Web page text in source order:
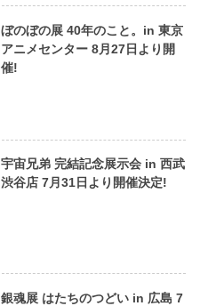
ぼのぼの展 40年のこと。in 東京
アニメセンター 8月27日より開
催!
宇宙兄弟 完結記念展示会 in 西武
渋谷店 7月31日より開催決定!
銀魂展 はたちのつどい in 広島 7